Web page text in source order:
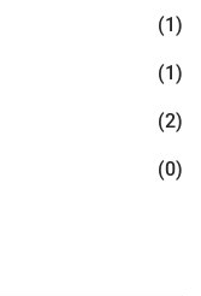
(1)
(1)
(2)
(0)